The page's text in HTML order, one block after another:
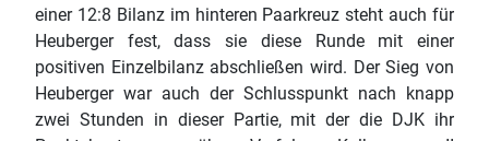
einer 12:8 Bilanz im hinteren Paarkreuz steht auch für
Heuberger fest, dass sie diese Runde mit einer
positiven Einzelbilanz abschließen wird. Der Sieg von
Heuberger war auch der Schlusspunkt nach knapp
zwei Stunden in dieser Partie, mit der die DJK ihr